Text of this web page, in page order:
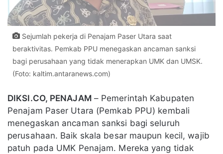
Sejumlah pekerja di Penajam Paser Utara saat
beraktivitas. Pemkab PPU menegaskan ancaman sanksi
bagi perusahaan yang tidak menerapkan UMK dan UMSK.
(Foto: kaltim.antaranews.com)
DIKSI.CO, PENAJAM– Pemerintah Kabupaten
Penajam Paser Utara (Pemkab PPU) kembali
menegaskan ancaman sanksi bagi seluruh
perusahaan. Baik skala besar maupun kecil, wajib
patuh pada UMK Penajam. Mereka yang tidak